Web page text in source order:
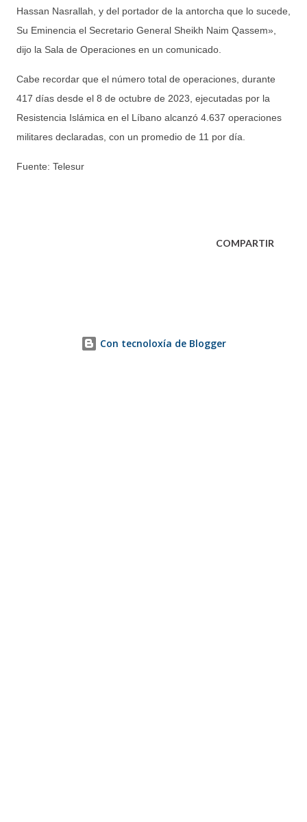
Hassan Nasrallah, y del portador de la antorcha que lo sucede,
Su Eminencia el Secretario General Sheikh Naim Qassem»,
dijo la Sala de Operaciones en un comunicado.
Cabe recordar que el número total de operaciones, durante
417 días desde el 8 de octubre de 2023, ejecutadas por la
Resistencia Islámica en el Líbano alcanzó 4.637 operaciones
militares declaradas, con un promedio de 11 por día.
Fuente: Telesur
COMPARTIR
Con tecnoloxía de Blogger